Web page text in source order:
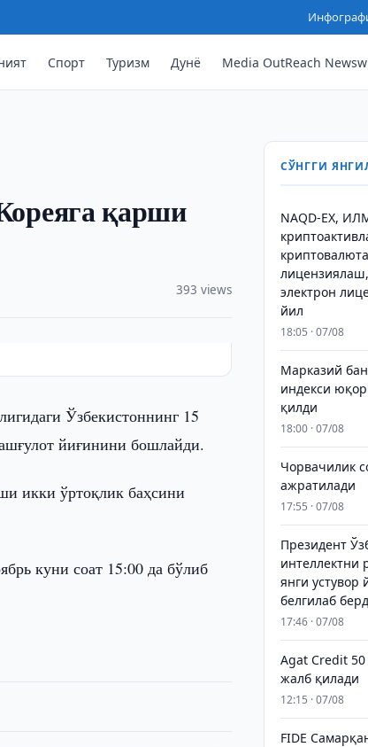
Спорт Туризм Дунё Media OutReach
қарши
393 views
Ўзбекистоннинг 15
йиғинини бошлайди.
икки ўртоқлик баҳсини
куни соат 15:00 да бўлиб
СЎНГГИ
NAQD-EX,
электрон
йил
18:05 · 07/08
Марказий
индекси
қилди
18:00 · 07/08
Чорвачилик
ажратилади
17:55 · 07/08
Президент
янги
белгилаб
17:46 · 07/08
Agat Credit
жалб қилади
12:15 · 07/08
FIDE